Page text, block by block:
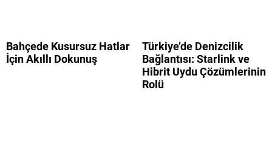
Bahçede Kusursuz Hatlar
İçin Akıllı Dokunuş
Türkiye’de Denizcilik
Bağlantısı: Starlink ve
Hibrit Uydu Çözümlerinin
Rolü